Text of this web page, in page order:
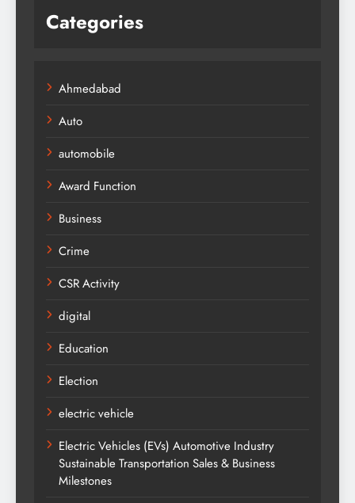
Categories
Ahmedabad
Auto
automobile
Award Function
Business
Crime
CSR Activity
digital
Education
Election
electric vehicle
Electric Vehicles (EVs) Automotive Industry
Sustainable Transportation Sales & Business
Milestones